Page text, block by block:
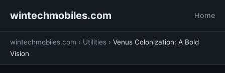
wintechmobiles.com Home
wintechmobiles.com › Utilities › Venus Colonization: A Bold
Vision